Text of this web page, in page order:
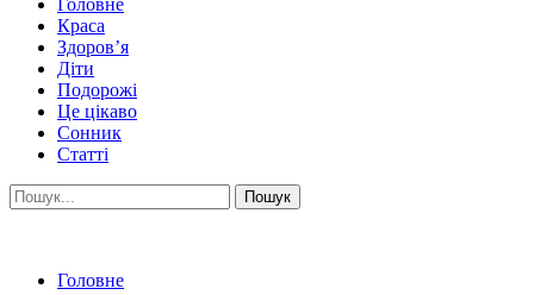
Головне
Краса
Здоров’я
Діти
Подорожі
Це цікаво
Сонник
Статті
Головне